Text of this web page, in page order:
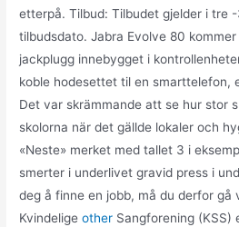
etterpå. Tilbud: Tilbudet gjelder i tre
tilbudsdato. Jabra Evolve 80
jackplugg innebygget i
koble hodesettet til en smarttelefon,
Det var skrämmande att se hur stor
skolorna när det gällde lokaler och
«Neste» merket med tallet 3 i
smerter i underlivet gravid press i
deg å finne en jobb, må du derfor gå
Kvindeligeother Sangforening (KSS)